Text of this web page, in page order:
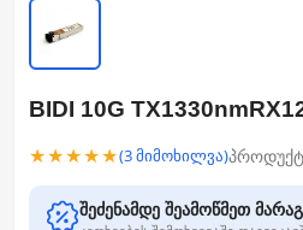
BIDI 10G
★★★★★(3 მიმოხილვა)
შეძენამდე შეამოწმეთ